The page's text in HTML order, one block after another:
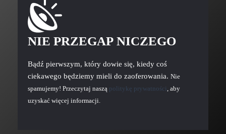
NIE PRZEGAP NICZEGO
Bądź pierwszym, który dowie się, kiedy coś
ciekawego będziemy mieli do zaoferowania. Nie
spamujemy! Przeczytaj naszą politykę prywatności, aby
uzyskać więcej informacji.